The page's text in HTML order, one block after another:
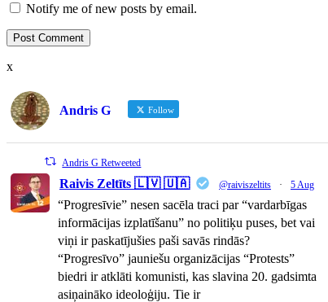
Notify me of new posts by email.
x
Andris G Follow
Andris G Retweeted
Raivis Zeltīts 🇱🇻 🇺🇦 @raiviszeltits · 5 Aug
“Progresīvie” nesen sacēla traci par “vardarbīgas
informācijas izplatīšanu” no politiķu puses, bet vai
viņi ir paskatījušies paši savās rindās?
“Progresīvo” jauniešu organizācijas “Protests”
biedri ir atklāti komunisti, kas slavina 20. gadsimta
asiņaināko ideoloģiju. Tie ir